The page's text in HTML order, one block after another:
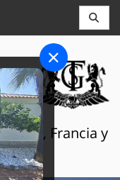
Francia y